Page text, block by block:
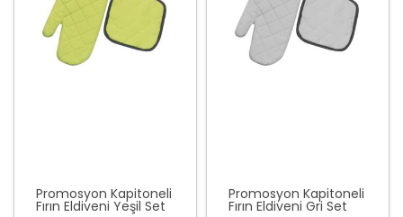
Promosyon Kapitoneli
Fırın Eldiveni Yeşil Set
Promosyon Kapitoneli
Fırın Eldiveni Gri Set